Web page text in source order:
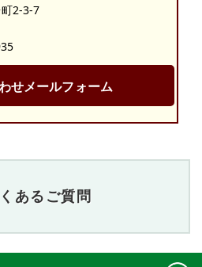
2-3-7
せメールフォーム
あるご質問